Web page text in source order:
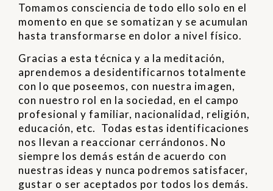
Tomamos consciencia de todo ello solo en el
momento en que se somatizan y se acumulan
hasta transformarse en dolor a nivel físico.
Gracias a esta técnica y a la meditación,
aprendemos a desidentificarnos totalmente
con lo que poseemos, con nuestra imagen,
con nuestro rol en la sociedad, en el campo
profesional y familiar, nacionalidad, religión,
educación, etc. Todas estas identificaciones
nos llevan a reaccionar cerrándonos. No
siempre los demás están de acuerdo con
nuestras ideas y nunca podremos satisfacer,
gustar o ser aceptados por todos los demás.